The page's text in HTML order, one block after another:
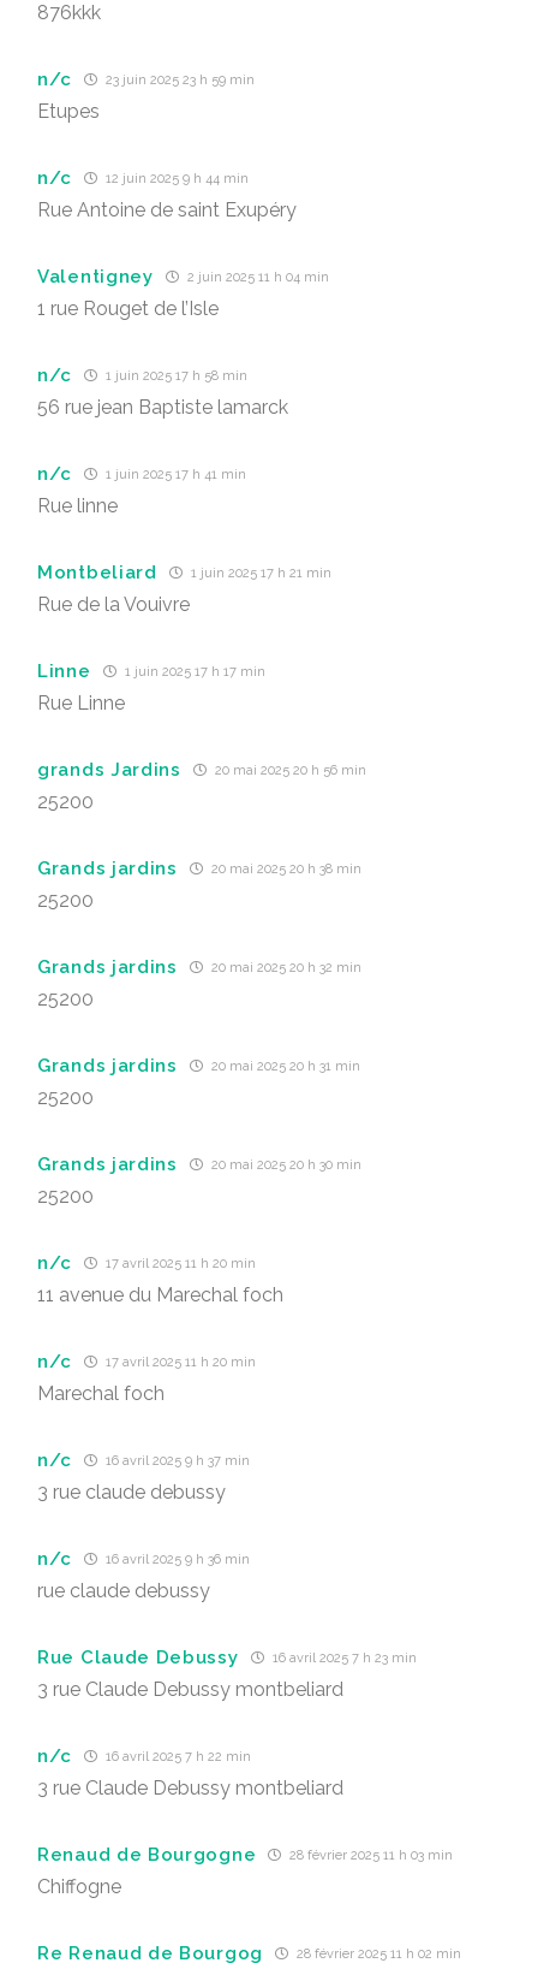
876kkk
n/c 23 juin 2025 23 h 59 min
Etupes
n/c 12 juin 2025 9 h 44 min
Rue Antoine de saint Exupéry
Valentigney 2 juin 2025 11 h 04 min
1 rue Rouget de l’Isle
n/c 1 juin 2025 17 h 58 min
56 rue jean Baptiste lamarck
n/c 1 juin 2025 17 h 41 min
Rue linne
Montbeliard 1 juin 2025 17 h 21 min
Rue de la Vouivre
Linne 1 juin 2025 17 h 17 min
Rue Linne
grands Jardins 20 mai 2025 20 h 56 min
25200
Grands jardins 20 mai 2025 20 h 38 min
25200
Grands jardins 20 mai 2025 20 h 32 min
25200
Grands jardins 20 mai 2025 20 h 31 min
25200
Grands jardins 20 mai 2025 20 h 30 min
25200
n/c 17 avril 2025 11 h 20 min
11 avenue du Marechal foch
n/c 17 avril 2025 11 h 20 min
Marechal foch
n/c 16 avril 2025 9 h 37 min
3 rue claude debussy
n/c 16 avril 2025 9 h 36 min
rue claude debussy
Rue Claude Debussy 16 avril 2025 7 h 23 min
3 rue Claude Debussy montbeliard
n/c 16 avril 2025 7 h 22 min
3 rue Claude Debussy montbeliard
Renaud de Bourgogne 28 février 2025 11 h 03 min
Chiffogne
Re Renaud de Bourgog 28 février 2025 11 h 02 min